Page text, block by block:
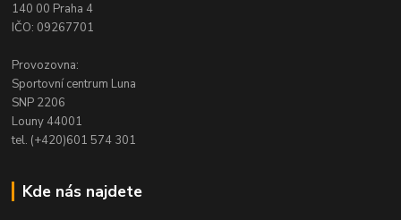
140 00 Praha 4
IČO: 09267701
Provozovna:
Sportovní centrum Luna
SNP 2206
Louny 44001
tel. (+420)601 574 301
Kde nás najdete